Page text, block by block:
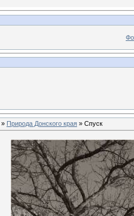
» Природа Донского края » Спуск